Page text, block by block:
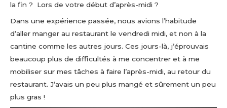
la fin ? Lors de votre début d’après-midi ?
Dans une expérience passée, nous avions l’habitude
d’aller manger au restaurant le vendredi midi, et non à la
cantine comme les autres jours. Ces jours-là, j’éprouvais
beaucoup plus de difficultés à me concentrer et à me
mobiliser sur mes tâches à faire l’après-midi, au retour du
restaurant. J’avais un peu plus mangé et sûrement un peu
plus gras !